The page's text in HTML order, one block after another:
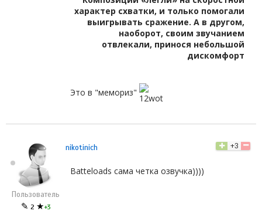
характер схватки, и только помогали
выигрывать сражение. А в другом,
наоборот, своим звучанием
отвлекали, принося небольшой
дискомфорт
Это в "мемориз"
Пользователь
✎ 2 ★+3
nikotinich +3
Batteloads сама четка озвучка))))